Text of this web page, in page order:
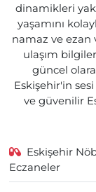
dinamikleri
yaşamını
namaz ve ezan
ulaşım
güncel
Eskişehir'in
ve güvenilir
Eskişehir
Eczaneler